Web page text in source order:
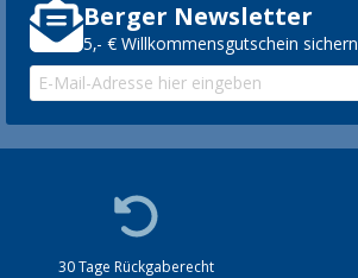
Berger Newsletter
5,- € Willkommensgutschein sichern
30 Tage Rückgaberecht